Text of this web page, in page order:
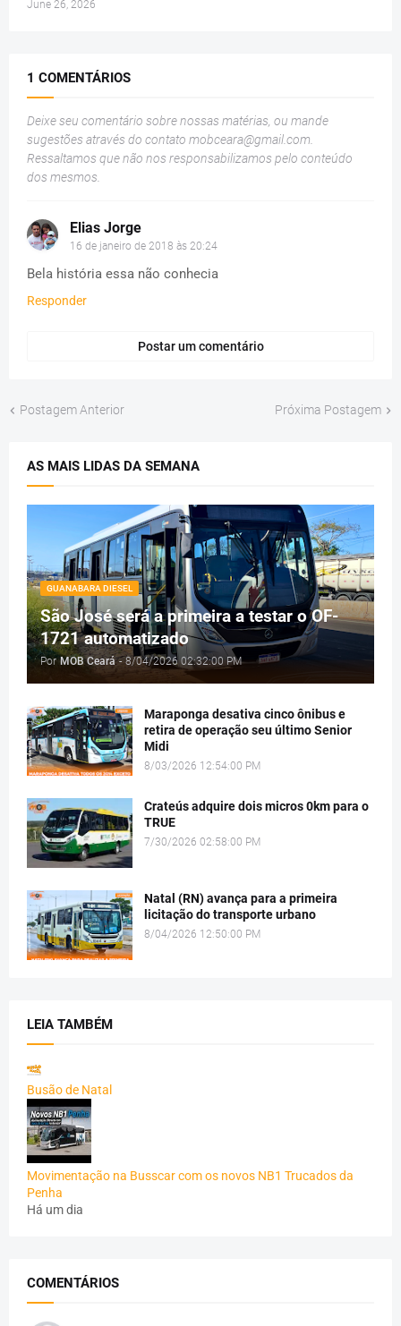
June 26, 2026
1 COMENTÁRIOS
Deixe seu comentário sobre nossas matérias, ou mande
sugestões através do contato mobceara@gmail.com.
Ressaltamos que não nos responsabilizamos pelo conteúdo
dos mesmos.
Elias Jorge
16 de janeiro de 2018 às 20:24
Bela história essa não conhecia
Responder
Postar um comentário
Postagem Anterior Próxima Postagem
AS MAIS LIDAS DA SEMANA
GUANABARA DIESEL
São José será a primeira a testar o OF-
1721 automatizado
Por MOB Ceará - 8/04/2026 02:32:00 PM
Maraponga desativa cinco ônibus e
retira de operação seu último Senior
Midi
8/03/2026 12:54:00 PM
Crateús adquire dois micros 0km para o
TRUE
7/30/2026 02:58:00 PM
Natal (RN) avança para a primeira
licitação do transporte urbano
8/04/2026 12:50:00 PM
LEIA TAMBÉM
Busão de Natal
Movimentação na Busscar com os novos NB1 Trucados da
Penha
Há um dia
COMENTÁRIOS